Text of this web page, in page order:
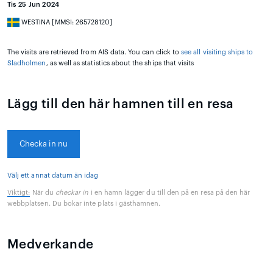
Tis 25 Jun 2024
WESTINA [MMSI: 265728120]
The visits are retrieved from AIS data. You can click tosee all visiting ships to
Sladholmen , as well as statistics about the ships that visits
Lägg till den här hamnen till en resa
Checka in nu
Välj ett annat datum än idag
Viktigt: När du checkar in i en hamn lägger du till den på en resa på den här
webbplatsen. Du bokar inte plats i gästhamnen.
Medverkande